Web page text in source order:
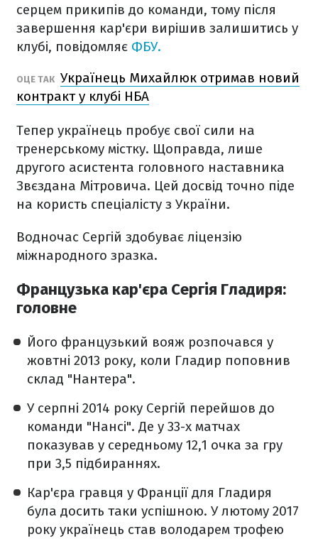
серцем прикипів до команди, тому після
завершення кар'єри вирішив залишитись у
клубі, повідомляє ФБУ.
ОЦЕ ТАК Українець Михайлюк отримав новий
контракт у клубі НБА
Тепер українець пробує свої сили на
тренерському містку. Щоправда, лише
другого асистента головного наставника
Звєздана Мітровича. Цей досвід точно піде
на користь спеціалісту з України.
Водночас Сергій здобуває ліцензію
міжнародного зразка.
Французька кар'єра Сергія Гладиря:
головне
Його французький вояж розпочався у
жовтні 2013 року, коли Гладир поповнив
склад "Нантера".
У серпні 2014 року Сергій перейшов до
команди "Нансі". Де у 33-х матчах
показував у середньому 12,1 очка за гру
при 3,5 підбираннях.
Кар'єра гравця у Франції для Гладиря
була досить таки успішною. У лютому 2017
року українець став володарем трофею